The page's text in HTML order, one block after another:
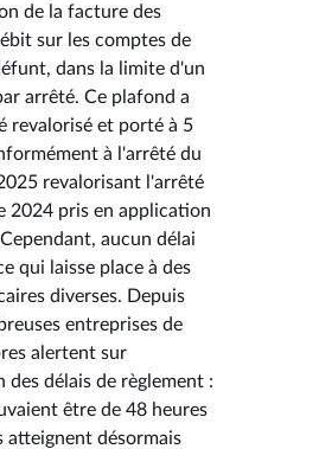
de la facture des
sur les comptes de
dans la limite d'un
arrêté. Ce plafond a
revalorisé et porté à 5
à l'arrêté du
revalorisant l'arrêté
2024 pris en application
aucun délai
qui laisse place à des
diverses. Depuis
entreprises de
alertent sur
des délais de règlement :
être de 48 heures
atteignent désormais